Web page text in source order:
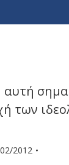
των
2012